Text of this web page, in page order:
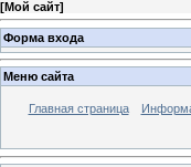
[Мой сайт]
Форма входа
Меню сайта
Главная страница